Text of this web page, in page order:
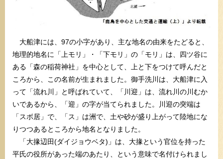
大船津には、97の小字があり、主な地名の由来をたどると、
地理的地名に「上モリ」・「下モリ」の「モリ」は、四ツ谷に
ある「森の稲荷神社」を中心として、上と下をつけて呼んだと
ころから、この名前が生まれました。御手洗川は、大船津に入
って「流れ川」と呼ばれていて、「川迎」は、流れ川の川むか
いであるから、「迎」の字が当てられました。川迎の突端は
「スボ居」で、「ス」は洲で、土や砂が盛り上がって陸地にな
りつつあるところから地名となりました。
「大掾辺田(ダイジョウベタ)」は、大掾という官位を持った
平氏の役所があった端のあたり、という意味で名付けられまし